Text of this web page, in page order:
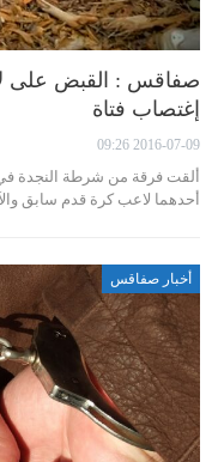
صفاقس : القبض على
إغتصاب فتاة
2016-07-09 09:26
ألقت فرقة من شرطة النجدة
أحدهما لاعب كرة قدم سابق
أخبار صفاقس